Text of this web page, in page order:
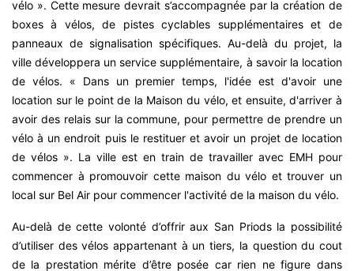
vélo ». Cette mesure devrait s’accompagnée par la création de
boxes à vélos, de pistes cyclables supplémentaires et de
panneaux de signalisation spécifiques. Au-delà du projet, la
ville développera un service supplémentaire, à savoir la location
de vélos. « Dans un premier temps, l'idée est d'avoir une
location sur le point de la Maison du vélo, et ensuite, d'arriver à
avoir des relais sur la commune, pour permettre de prendre un
vélo à un endroit puis le restituer et avoir un projet de location
de vélos ». La ville est en train de travailler avec EMH pour
commencer à promouvoir cette maison du vélo et trouver un
local sur Bel Air pour commencer l'activité de la maison du vélo.
Au-delà de cette volonté d’offrir aux San Priods la possibilité
d’utiliser des vélos appartenant à un tiers, la question du cout
de la prestation mérite d’être posée car rien ne figure dans